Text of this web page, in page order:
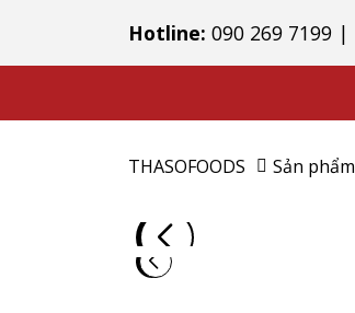
Hotline: 090 269 7199 |
THASOFOODS Sản phẩm